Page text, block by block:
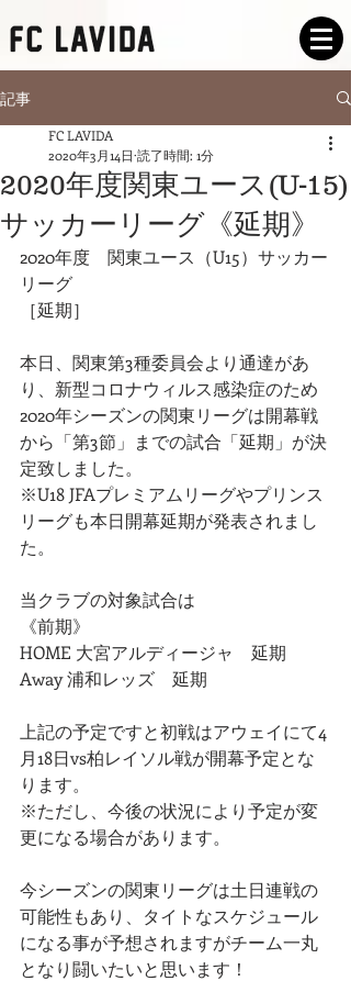
記事
2020年度関東ユース(U-15)
サッカーリーグ《延期》
FC LAVIDA
2020年3月14日 読了時間: 1分
2020年度　関東ユース（U15）サッカー
リーグ
［延期］
本日、関東第3種委員会より通達があ
り、新型コロナウィルス感染症のため
2020年シーズンの関東リーグは開幕戦
から「第3節」までの試合「延期」が決
定致しました。
※U18 JFAプレミアムリーグやプリンス
リーグも本日開幕延期が発表されまし
た。
当クラブの対象試合は
《前期》
HOME 大宮アルディージャ　延期
Away 浦和レッズ　延期
上記の予定ですと初戦はアウェイにて4
月18日vs柏レイソル戦が開幕予定とな
ります。
※ただし、今後の状況により予定が変
更になる場合があります。
今シーズンの関東リーグは土日連戦の
可能性もあり、タイトなスケジュール
になる事が予想されますがチーム一丸
となり闘いたいと思います！